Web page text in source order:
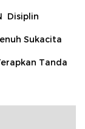
Disiplin
Sukacita
Tanda